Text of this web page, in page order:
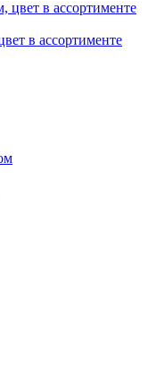
в ассортименте